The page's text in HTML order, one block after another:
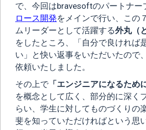
で、今回はbravesoftのパートナー
ロース開発をメインで行い、この
ムリーダーとして活躍する外丸（
をしたところ、「自分で良ければ
い」と快い返事をいただいたので
依頼いたしました。
その上で 「エンジニアになるため
を概念として広く、部分的に深く
らい、学生に対してものづくりの
斐を知っていただければという思